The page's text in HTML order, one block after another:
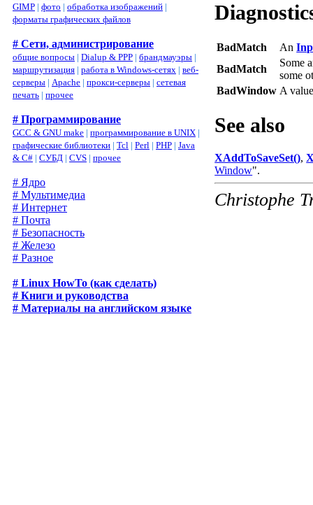
GIMP | фото | обработка изображений |
форматы графических файлов
# Сети, администрирование
общие вопросы | Dialup & PPP | брандмауэры |
маршрутизация | работа в Windows-сетях | веб-
серверы | Apache | прокси-серверы | сетевая
печать | прочее
# Программирование
GCC & GNU make | программирование в UNIX |
графические библиотеки | Tcl | Perl | PHP | Java
& C# | СУБД | CVS | прочее
# Ядро
# Мультимедиа
# Интернет
# Почта
# Безопасность
# Железо
# Разное
# Linux HowTo (как сделать)
# Книги и руководства
# Материалы на английском языке
BadMatch An
BadMatch
Some
some
BadWindow A
See also
XAddToSaveSet(),
Window".
Christophe